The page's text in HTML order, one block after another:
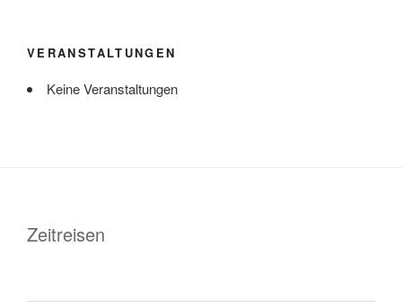
VERANSTALTUNGEN
Keine Veranstaltungen
Zeitreisen